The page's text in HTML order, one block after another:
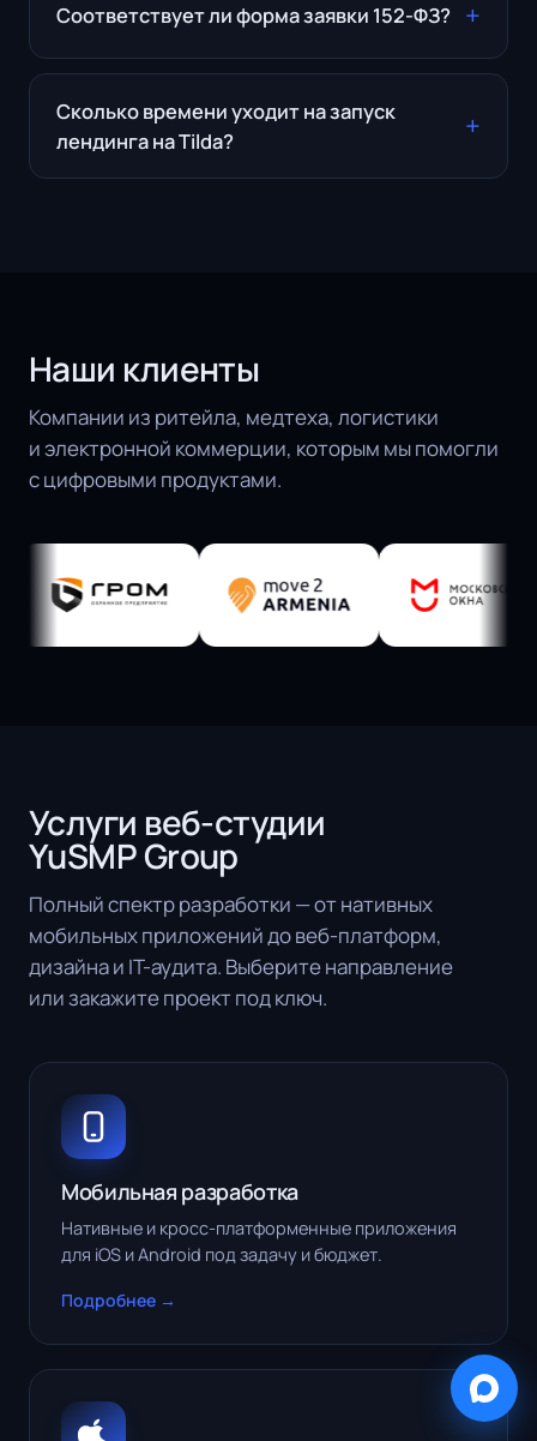
Соответствует ли форма заявки 152-ФЗ?
Сколько времени уходит на запуск
лендинга на Tilda?
Наши клиенты
Компании из ритейла, медтеха, логистики
и электронной коммерции, которым мы помогли
с цифровыми продуктами.
Услуги веб-студии
YuSMP Group
Полный спектр разработки — от нативных
мобильных приложений до веб-платформ,
дизайна и IT-аудита. Выберите направление
или закажите проект под ключ.
Мобильная разработка
Нативные и кросс-платформенные приложения
для iOS и Android под задачу и бюджет.
Подробнее →